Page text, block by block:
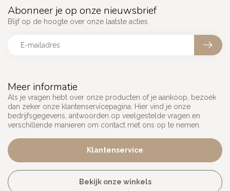
Meer informatie
Als je vragen hebt over onze producten of je aankoop, bezoek
dan zeker onze klantenservicepagina. Hier vind je onze
bedrijfsgegevens, antwoorden op veelgestelde vragen en
verschillende manieren om contact met ons op te nemen.
Klantenservice
Bekijk onze winkels
Abonneer je op onze nieuwsbrief
Blijf op de hoogte over onze laatste acties